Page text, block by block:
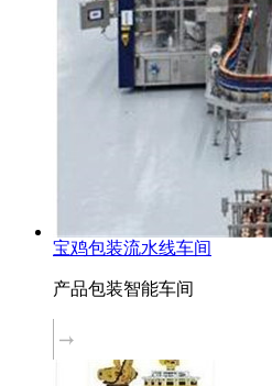
宝鸡包装流水线车间
产品包装智能车间